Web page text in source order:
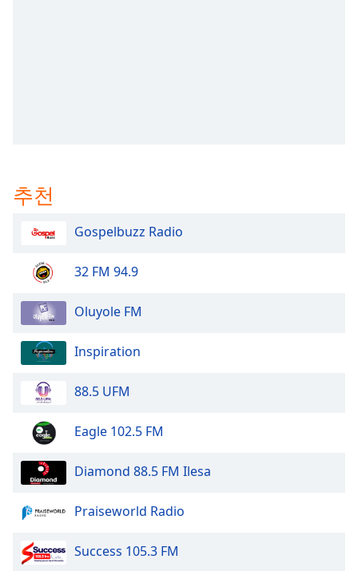
Picture
Fullscreen
modal
dialog
window.
Escape
cancel
window.
Text
Color
추천
Gospelbuzz Radio
32 FM 94.9
Oluyole FM
Inspiration
88.5 UFM
Eagle 102.5 FM
Diamond 88.5 FM Ilesa
Praiseworld Radio
Success 105.3 FM